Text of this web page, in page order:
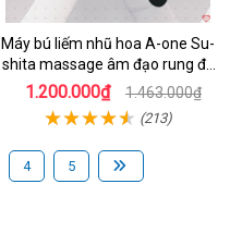
Máy bú liếm nhũ hoa A-one Su-
shita massage âm đạo rung đa
chế độ
1.200.000₫ 1.463.000₫
(213)
4 5